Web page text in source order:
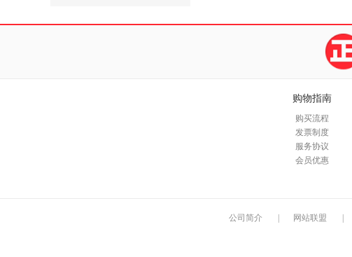
购物指南
购买流程
发票制度
服务协议
会员优惠
公司简介 网站联盟